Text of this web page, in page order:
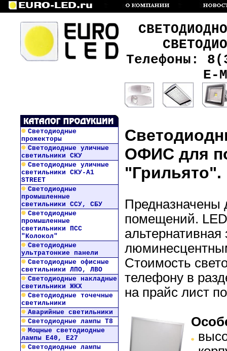
Телефоны:
E-
Светодиодные
прожекторы
Светодиодные уличные
светильники СКУ
Светодиодные уличные
светильники СКУ-А1
STREET
Светодиодные
промышленные
светильники ССУ, СБУ
Светодиодные
промышленные
светильники ПСС
"Колокол"
Светодиодные
ультратонкие панели
Светодиодные офисные
светильники ЛПО, ЛВО
Светодиодные накладные
светильники ЖКХ
Светодиодные точечные
светильники
Аварийные светильники
Светодиодные лампы Т8
Мощные светодиодные
лампы Е40, Е27
Светодиодные лампы
ОФИС для
"Грильято".
помещений.
Стоимость
телефону в
на прайс лист